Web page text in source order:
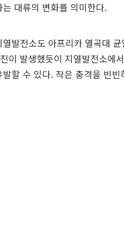
대류의 변화를 의미한다.
발전소도 아프리카 열곡대
이 발생했듯이 지열발전소에
할 수 있다. 작은 충격을 빈빈